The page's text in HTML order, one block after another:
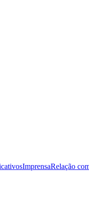
ImprensaRelação